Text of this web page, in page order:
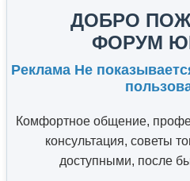
ДОБРО
ФОРУМ
Реклама Не
Комфортное общение,
консультация, советы
доступными, после